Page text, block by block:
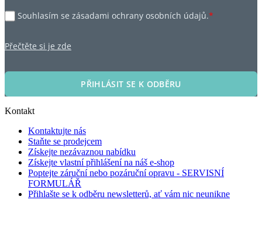
Souhlasím se zásadami ochrany osobních údajů.*
Přečtěte si je zde
PŘIHLÁSIT SE K ODBĚRU
Kontakt
Kontaktujte nás
Staňte se prodejcem
Získejte nezávaznou nabídku
Získejte vlastní přihlášení na náš e-shop
Poptejte záruční nebo pozáruční opravu - SERVISNÍ
FORMULÁŘ
Přihlašte se k odběru newsletterů, ať vám nic neunikne